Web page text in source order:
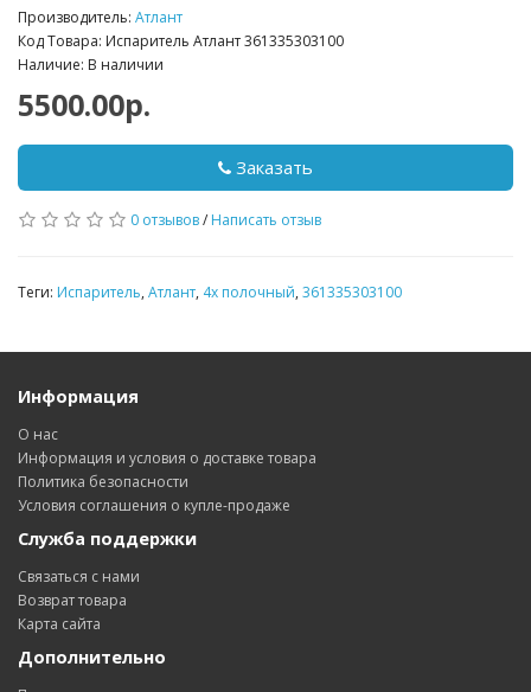
Производитель: Атлант
Код Товара: Испаритель Атлант 361335303100
Наличие: В наличии
5500.00р.
Заказать
0 отзывов/ Написать отзыв
Теги: Испаритель, Атлант, 4х полочный, 361335303100
Информация
О нас
Информация и условия о доставке товара
Политика безопасности
Условия соглашения о купле-продаже
Служба поддержки
Связаться с нами
Возврат товара
Карта сайта
Дополнительно